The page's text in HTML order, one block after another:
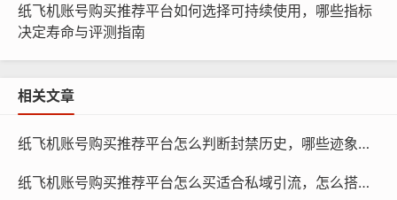
纸飞机账号购买, 在线购买tg账号, 电报聊天账号购买,wdd
高品牌曝光度，吸引潜在客户,提高销售额。
喜欢社交媒体互动的用户：对于喜欢社交媒体互动的用户
来说，购买账号可以让他们在短时间内参与到各种社交媒
纸飞机账号购买推荐平台如何选择可持续使用，哪些指标
决定寿命与评测指南
相关文章
纸飞机账号购买推荐平台怎么判断封禁历史，哪些迹象要查与如何验证方法
纸飞机账号购买推荐平台怎么买适合私域引流，怎么搭配内容与策略指南学习